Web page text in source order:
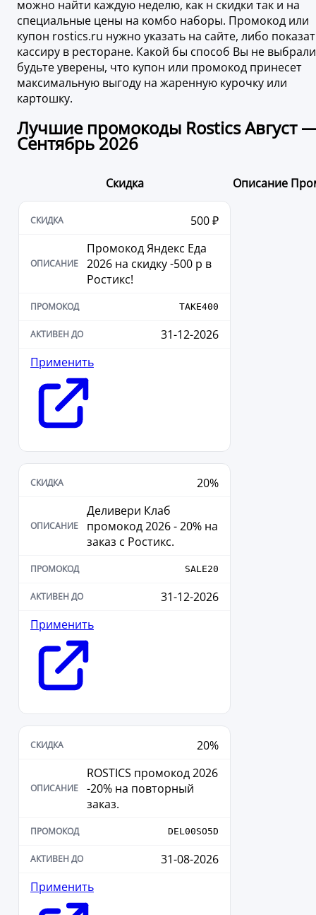
можно найти каждую неделю, как н скидки так и на
специальные цены на комбо наборы. Промокод или
купон rostics.ru нужно указать на сайте, либо
кассиру в ресторане. Какой бы способ Вы не
будьте уверены, что купон или промокод принесет
максимальную выгоду на жаренную курочку или
картошку.
Лучшие промокоды Rostics Август
Сентябрь 2026
Скидка Описание
500 ₽
Промокод Яндекс Еда
2026 на скидку -500 р в
Ростикс!
TAKE400
31-12-2026
Применить
20%
Деливери Клаб
промокод 2026 - 20% на
заказ с Ростикс.
SALE20
31-12-2026
Применить
20%
ROSTICS промокод 2026
-20% на повторный
заказ.
DEL00SO5D
31-08-2026
Применить